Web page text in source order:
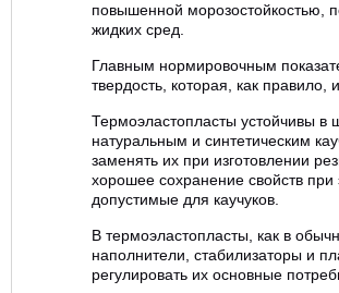
повышенной морозостойкостью,
жидких сред.
Главным нормировочным
твердость, которая, как
Термоэластопласты устойчивы в
натуральным и синтетическим
заменять их при изготовлении
хорошее сохранение свойств
допустимые для каучуков.
В термоэластопласты, как в
наполнители, стабилизаторы и
регулировать их основные